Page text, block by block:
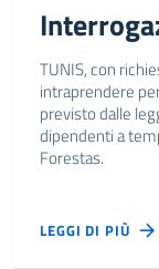
TUNIS, con
intraprendere
previsto dalle
dipendenti a
Forestas.
LEGGI DI PIÙ